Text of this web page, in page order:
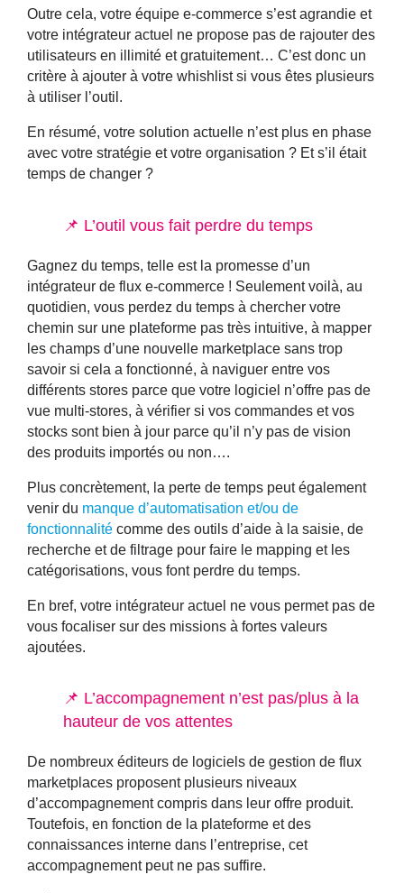
Outre cela, votre équipe e-commerce s’est agrandie et
votre intégrateur actuel ne propose pas de rajouter des
utilisateurs en illimité et gratuitement… C’est donc un
critère à ajouter à votre whishlist si vous êtes plusieurs
à utiliser l’outil.
En résumé, votre solution actuelle n’est plus en phase
avec votre stratégie et votre organisation ? Et s’il était
temps de changer ?
📌 L’outil vous fait perdre du temps
Gagnez du temps, telle est la promesse d’un
intégrateur de flux e-commerce ! Seulement voilà, au
quotidien, vous perdez du temps à chercher votre
chemin sur une plateforme pas très intuitive, à mapper
les champs d’une nouvelle marketplace sans trop
savoir si cela a fonctionné, à naviguer entre vos
différents stores parce que votre logiciel n’offre pas de
vue multi-stores, à vérifier si vos commandes et vos
stocks sont bien à jour parce qu’il n’y pas de vision
des produits importés ou non….
Plus concrètement, la perte de temps peut également
venir du manque d’automatisation et/ou de
fonctionnalité comme des outils d’aide à la saisie, de
recherche et de filtrage pour faire le mapping et les
catégorisations, vous font perdre du temps.
En bref, votre intégrateur actuel ne vous permet pas de
vous focaliser sur des missions à fortes valeurs
ajoutées.
📌 L’accompagnement n’est pas/plus à la
hauteur de vos attentes
De nombreux éditeurs de logiciels de gestion de flux
marketplaces proposent plusieurs niveaux
d’accompagnementcompris dans leur offre produit.
Toutefois, en fonction de la plateforme et des
connaissances interne dans l’entreprise, cet
accompagnement peut ne pas suffire.